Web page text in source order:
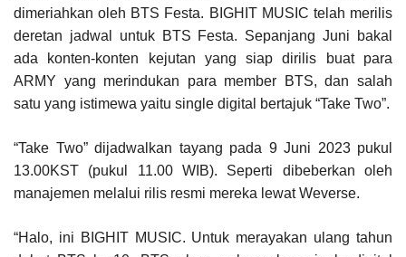
dimeriahkan oleh BTS Festa. BIGHIT MUSIC telah merilis
deretan jadwal untuk BTS Festa. Sepanjang Juni bakal
ada konten-konten kejutan yang siap dirilis buat para
ARMY yang merindukan para member BTS, dan salah
satu yang istimewa yaitu single digital bertajuk “Take Two”.
“Take Two” dijadwalkan tayang pada 9 Juni 2023 pukul
13.00KST (pukul 11.00 WIB). Seperti dibeberkan oleh
manajemen melalui rilis resmi mereka lewat Weverse.
“Halo, ini BIGHIT MUSIC. Untuk merayakan ulang tahun